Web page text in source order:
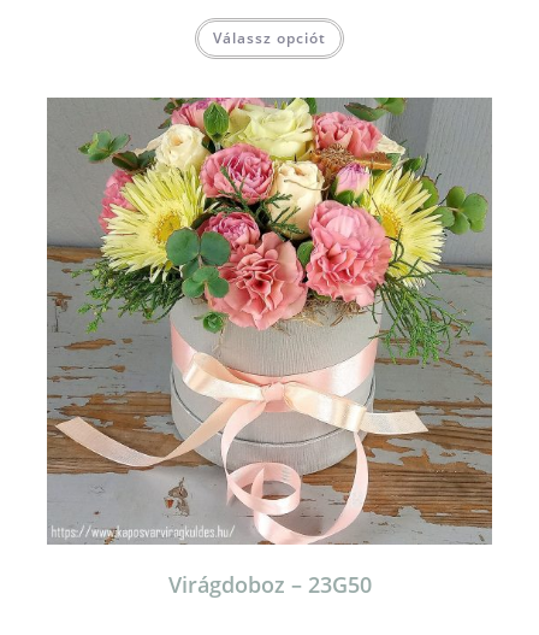
Válassz opciót
Virágdoboz – 23G50